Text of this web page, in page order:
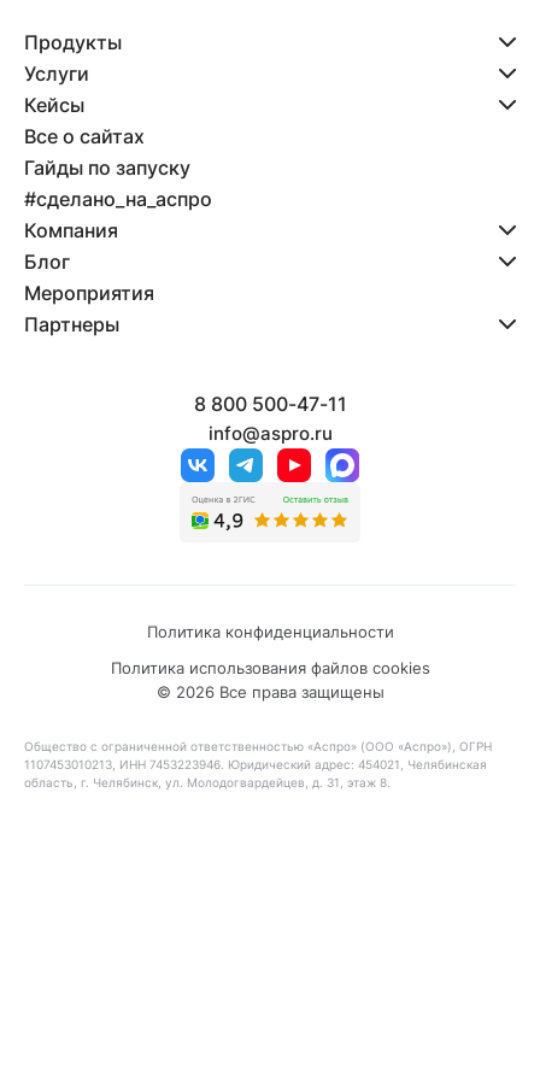
разделе «Магазины» из инфоблока
Перенос информации из стандартных
контентных страниц «О компании»,
«Доставка», «Оплата», «Контакты».
Перенос кодов счетчиков и онлайн-чатов.
Согласование с заказчиком результата
Перенос результатов работ на
действующий домен**.
Продукты
Услуги
Кейсы
Все о сайтах
Гайды по запуску
#сделано_на_аспро
Компания
Блог
Мероприятия
Партнеры
8 800 500-47-11
info@aspro.ru
© 2026 Все права защищены
Политика конфиденциальности
Политика использования файлов cookies
Общество с ограниченной ответственностью «Аспро» (ООО «Аспро»), ОГРН
1107453010213, ИНН 7453223946. Юридический адрес: 454021, Челябинская
область, г. Челябинск, ул. Молодогвардейцев, д. 31, этаж 8.